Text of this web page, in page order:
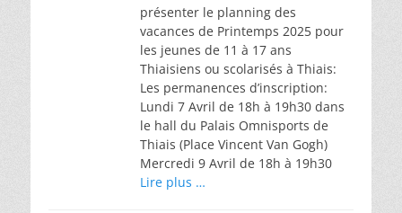
présenter le planning des
vacances de Printemps 2025 pour
les jeunes de 11 à 17 ans
Thiaisiens ou scolarisés à Thiais:
Les permanences d’inscription:
Lundi 7 Avril de 18h à 19h30 dans
le hall du Palais Omnisports de
Thiais (Place Vincent Van Gogh)
Mercredi 9 Avril de 18h à 19h30
Lire plus …